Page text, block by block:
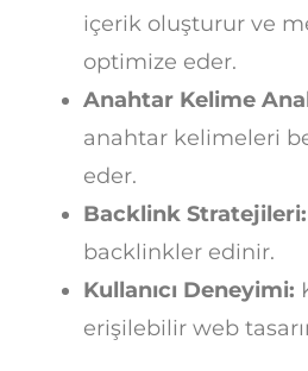
içerik oluşturur ve
optimize eder.
Anahtar Kelime
anahtar kelimeleri
eder.
Backlink Stratejileri:
backlinkler edinir.
Kullanıcı Deneyimi:
erişilebilir web